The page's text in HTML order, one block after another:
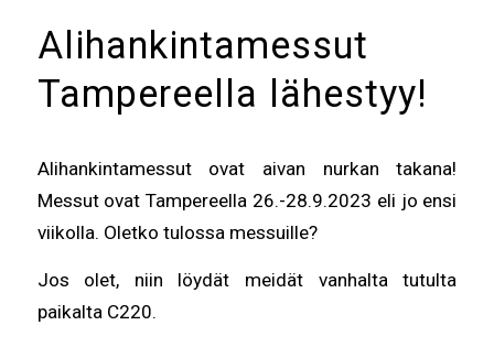
Alihankintamessut
Tampereella lähestyy!
Alihankintamessut ovat aivan nurkan takana!
Messut ovat Tampereella 26.-28.9.2023 eli jo ensi
viikolla. Oletko tulossa messuille?
Jos olet, niin löydät meidät vanhalta tutulta
paikalta C220.